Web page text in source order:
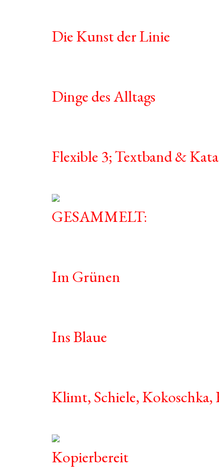
Die Kunst der Linie
Dinge des Alltags
Flexible 3; Textband &
GESAMMELT:
Im Grünen
Ins Blaue
Klimt, Schiele,
Kopierbereit